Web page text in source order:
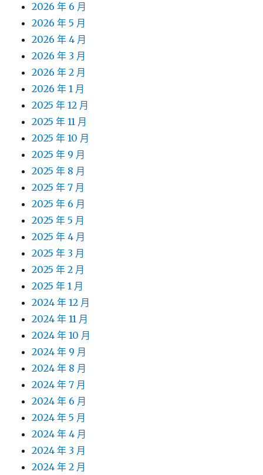
2026 年 6 月
2026 年 5 月
2026 年 4 月
2026 年 3 月
2026 年 2 月
2026 年 1 月
2025 年 12 月
2025 年 11 月
2025 年 10 月
2025 年 9 月
2025 年 8 月
2025 年 7 月
2025 年 6 月
2025 年 5 月
2025 年 4 月
2025 年 3 月
2025 年 2 月
2025 年 1 月
2024 年 12 月
2024 年 11 月
2024 年 10 月
2024 年 9 月
2024 年 8 月
2024 年 7 月
2024 年 6 月
2024 年 5 月
2024 年 4 月
2024 年 3 月
2024 年 2 月